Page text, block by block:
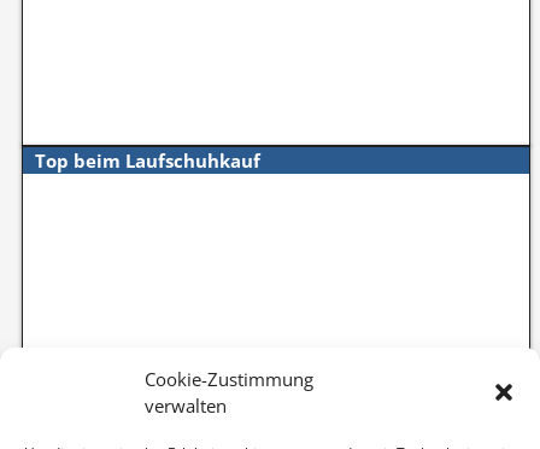
Cookie-Zustimmung
verwalten
Top beim Laufschuhkauf